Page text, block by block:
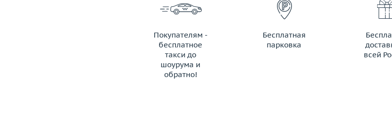
Покупателям -
бесплатное
такси до
шоурума и
обратно!
ЗАКАЗАТЬ ТАКСИ
Бесплатная
парковка
всей